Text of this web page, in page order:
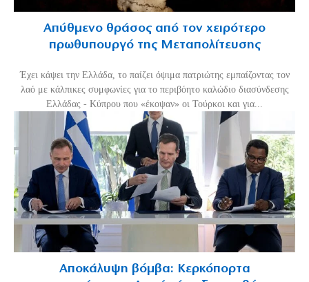
Απύθμενο θράσος από τον χειρότερο
πρωθυπουργό της Μεταπολίτευσης
Έχει κάψει την Ελλάδα, το παίζει όψιμα πατριώτης εμπαίζοντας τον
λαό με κάλπικες συμφωνίες για το περιβόητο καλώδιο διασύνδεσης
Ελλάδας - Κύπρου που «έκοψαν» οι Τούρκοι και για...
Αποκάλυψη βόμβα: Κερκόπορτα